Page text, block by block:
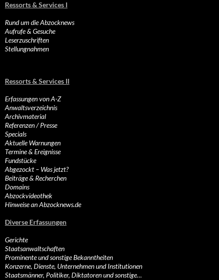
Ressorts & Services I
Rund um die Abzocknews
Aufrufe & Gesuche
Leserzuschriften
Stellungnahmen
Ressorts & Services II
Erfassungen von A-Z
Anwaltsverzeichnis
Archivmaterial
Referenzen / Presse
Specials
Aktuelle Warnungen
Termine & Ereignisse
Fundstücke
Abgezockt – Was jetzt?
Beiträge & Recherchen
Domains
Abzockvideothek
Hinweise an Abzocknews.de
Diverse Erfassungen
Gerichte
Staatsanwaltschaften
Prominente und sonstige Bekanntheiten
Konzerne, Dienste, Unternehmen und Institutionen
Staatsmänner, Politiker, Diktatoren und sonstige…